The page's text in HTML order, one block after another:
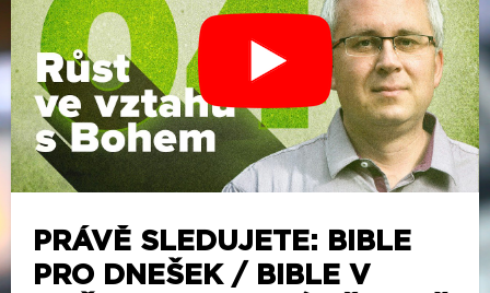
PRÁVĚ SLEDUJETE: BIBLE
PRO DNEŠEK / BIBLE V